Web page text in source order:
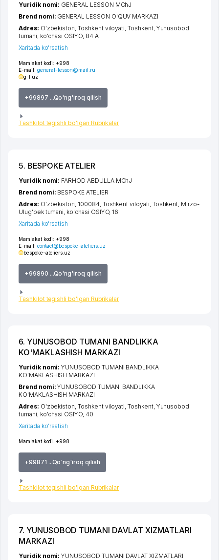
Mamlakat kodi: +998
E-mail: general-lesson@mail.ru
g-l.uz
+99897 ...Qo'ng'iroq qilish
Tashkilot tegishli bo'lgan Rubrikalar
Yuridik nomi: GENERAL LESSON MChJ
Brend nomi: GENERAL LESSON O'QUV MARKAZI
Adres: O'zbekiston,Toshkent viloyati ,Toshkent, Yunusobod
tumani ko'chasi OSIYO, 84 A
Xaritada ko'rsatish
5. BESPOKE ATELIER
Mamlakat kodi: +998
E-mail: contact@bespoke-ateliers.uz
bespoke-ateliers.uz
+99890 ...Qo'ng'iroq qilish
Tashkilot tegishli bo'lgan Rubrikalar
Yuridik nomi: FARHOD ABDULLA MChJ
Brend nomi: BESPOKE ATELIER
Adres: O'zbekiston, 100084, Toshkent viloyati Toshkent Mirzo-
Ulug'bek tumani ko'chasi OSIYO, 16
Xaritada ko'rsatish
6. YUNUSOBOD TUMANI BANDLIKKA
KO'MAKLASHISH MARKAZI
Mamlakat kodi: +998
+99871 ...Qo'ng'iroq qilish
Tashkilot tegishli bo'lgan Rubrikalar
Yuridik nomi:YUNUSOBOD TUMANI BANDLIKKA
KO'MAKLASHISH MARKAZI
Brend nomi:YUNUSOBOD TUMANI BANDLIKKA
KO'MAKLASHISH MARKAZI
Adres: O'zbekiston,Toshkent viloyati,Toshkent, Yunusobod
tumani, ko'chasi OSIYO, 40
Xaritada ko'rsatish
7. YUNUSOBOD TUMANI DAVLAT XIZMATLARI
MARKAZI
Yuridik nomi:YUNUSOBOD TUMANI DAVLAT XIZMATLARI